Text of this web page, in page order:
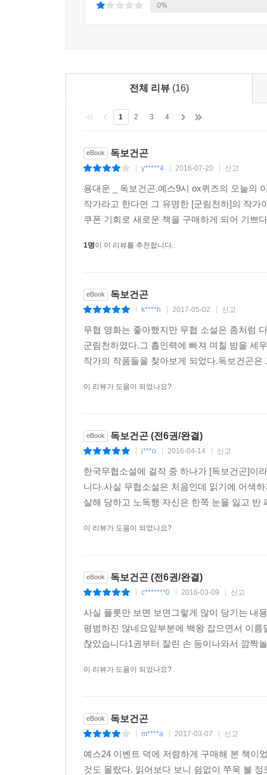
0%
전체 리뷰 (16)
1 2 3 4
eBook 독보건곤
y*****4 2016-07-20 신고
용대운 _ 독보건곤.예스9시 ox퀴즈의 오늘의
작가라고 한다면 그 유명한 [군림천하]의 작
쿠폰 기회로 새로운 책을 구매하게 되어 기쁘
1명이 이 리뷰를 추천합니다.
eBook 독보건곤
k****h 2017-05-02 신고
무협 영화는 좋아했지만 무협 소설은 좀처럼
군림천하였다.그 흡인력에 빠져 며칠 밤을 세
작가의 작품들을 찾아보게 되었다.독보건곤
이 리뷰가 도움이 되었나요?
eBook 독보건곤 (전6권/완결)
j***o 2016-04-14 신고
한국무협소설에 걸작 중 하나가 [독보건곤]이
니다.사실 무협소설은 처음인데 읽기에 어색
살해 당하고 노독행 자신은 한쪽 눈을 잃고
이 리뷰가 도움이 되었나요?
eBook 독보건곤 (전6권/완결)
c*******0 2016-03-09 신고
사실 플롯만 보면 보면그렇게 많이 당기는 내
평범하진 않네요앞부분에 백왕 잡으면서 이
찮았습니다1권부터 잘린 손 등이나와서 깜짝
이 리뷰가 도움이 되었나요?
eBook 독보건곤
m****a 2017-03-07 신고
예스24 이벤트 덕에 저렴하게 구매해 본 책이
것도 몰랐다. 읽어보다 보니 쉼없이 쭈욱 볼